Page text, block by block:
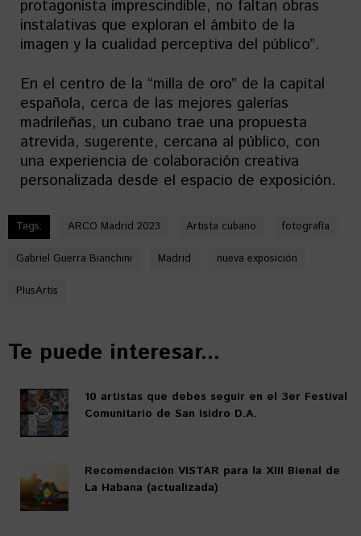
protagonista imprescindible, no faltan obras
instalativas que exploran el ámbito de la
imagen y la cualidad perceptiva del público”.
En el centro de la “milla de oro” de la capital
española, cerca de las mejores galerías
madrileñas, un cubano trae una propuesta
atrevida, sugerente, cercana al público, con
una experiencia de colaboración creativa
personalizada desde el espacio de exposición.
Tags: ARCO Madrid 2023 Artista cubano fotografía
Gabriel Guerra Bianchini Madrid nueva exposición
PlusArtis
Te puede interesar...
10 artistas que debes seguir en el 3er Festival
Comunitario de San Isidro D.A.
Recomendación VISTAR para la XIII Bienal de
La Habana (actualizada)